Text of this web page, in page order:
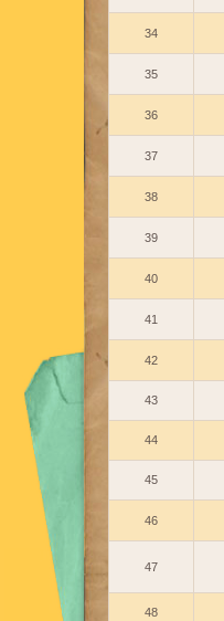
34
35
36
37
38
39
40
41
42
43
44
45
46
47
48